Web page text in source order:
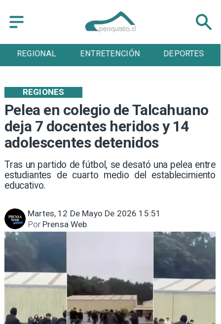
ENTRETENCIÓN DEPORTES
Pelea en colegio de Talcahuano
deja 7 docentes heridos y 14
adolescentes detenidos
Tras un partido de fútbol, se desató una pelea entre
estudiantes de cuarto medio del establecimiento
educativo.
REGIONES
Martes, 12 De Mayo De 2026 15:51
Prensa Web
Por